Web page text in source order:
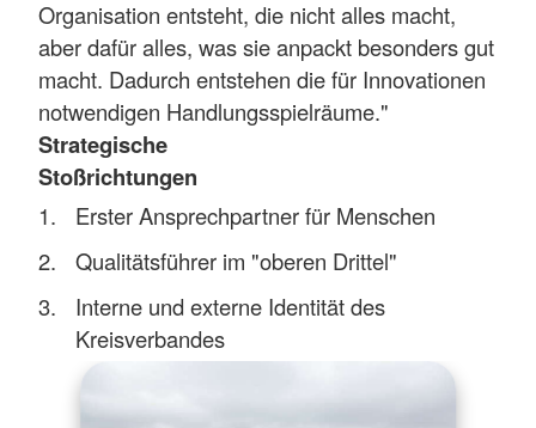
Organisation entsteht, die nicht alles macht,
aber dafür alles, was sie anpackt besonders gut
macht. Dadurch entstehen die für Innovationen
notwendigen Handlungsspielräume."
Strategische
Stoßrichtungen
Erster Ansprechpartner für Menschen
Qualitätsführer im "oberen Drittel"
Interne und externe Identität des
Kreisverbandes